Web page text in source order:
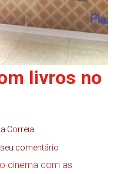
livros no
Correia
seu comentário
cinema com as